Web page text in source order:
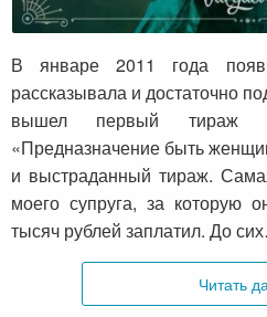
Как мы стали
В январе 2011 года
рассказывала и достаточно
вышел первый тираж
«Предназначение быть
и выстраданный тираж.
моего супруга, за которую
тысяч рублей заплатил. До
Читать